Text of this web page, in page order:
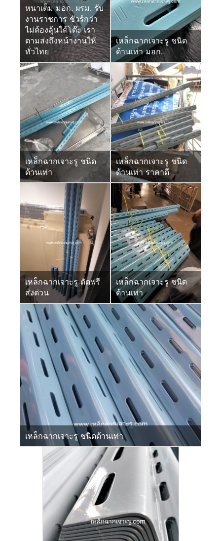
หนาเต็ม มอก. ผรม. รับ
งานราชการ ชัวร์กว่า
ไม่ต้องลุ้นใต้โต๊ะ เรา
ตามส่งถึงหน้างานให้
ทั่วไทย
เหล็กฉากเจาะรู ชนิด
ด้านเท่า มอก.
เหล็กฉากเจาะรู ชนิด
ด้านเท่า
เหล็กฉากเจาะรู ชนิด
ด้านเท่า ราคาดี
เหล็กฉากเจาะรู ตัดฟรี
ส่งด่วน
เหล็กฉากเจาะรู ชนิด
ด้านเท่า
เหล็กฉากเจาะรู ชนิดด้านเท่า